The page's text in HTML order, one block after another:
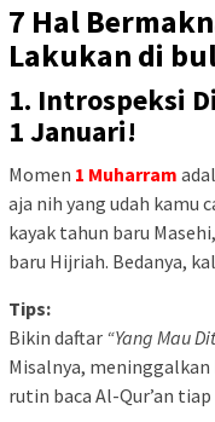
7 Hal
Lakukan di
1. Introspeksi
1 Januari!
Momen 1 Muharram
aja nih yang udah kamu
kayak tahun baru
baru Hijriah. Bedanya,
Tips:
Bikin daftar “Yang Mau
Misalnya,
rutin baca Al-Qur’an tiap